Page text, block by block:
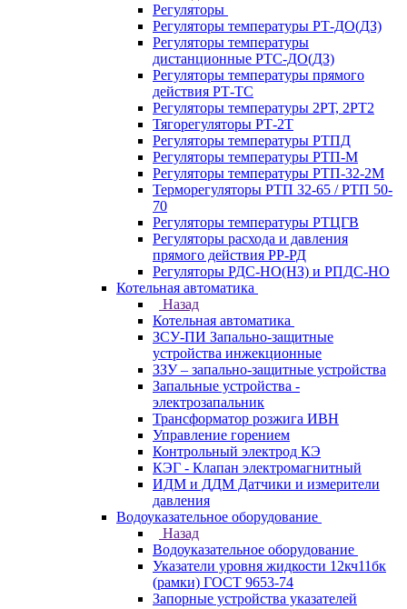
Регуляторы
Регуляторы температуры РТ-ДО(ДЗ)
Регуляторы температуры
дистанционные РТС-ДО(ДЗ)
Регуляторы температуры прямого
действия РТ-ТС
Регуляторы температуры 2РТ, 2РT2
Тягорегуляторы РТ-2Т
Регуляторы температуры РТПД
Регуляторы температуры РТП-M
Регуляторы температуры РТП-32-2М
Терморегуляторы РТП 32-65 / РТП 50-
70
Регуляторы температуры РТЦГВ
Регуляторы расхода и давления
прямого действия РР-РД
Регуляторы РДС-НО(НЗ) и РПДС-НО
Котельная автоматика
Назад
Котельная автоматика
ЗСУ-ПИ Запально-защитные
устройства инжекционные
ЗЗУ – запально-защитные устройства
Запальные устройства -
электрозапальник
Трансформатор розжига ИВН
Управление горением
Контрольный электрод КЭ
КЭГ - Клапан электромагнитный
ИДМ и ДДМ Датчики и измерители
давления
Водоуказательное оборудование
Назад
Водоуказательное оборудование
Указатели уровня жидкости 12кч11бк
(рамки) ГОСТ 9653-74
Запорные устройства указателей